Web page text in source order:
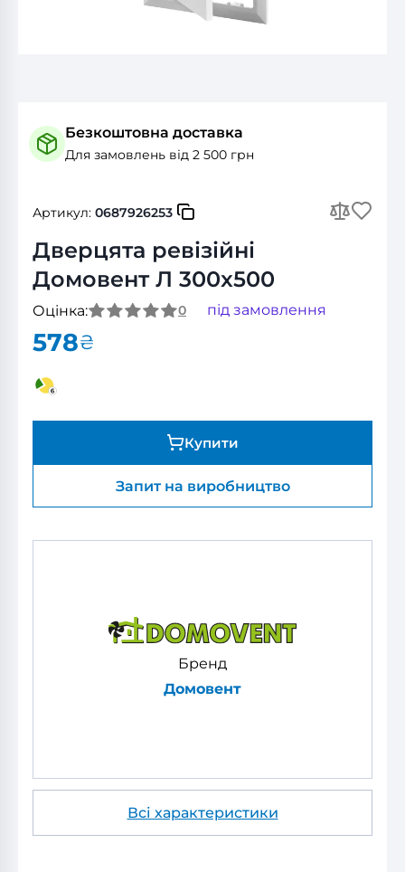
Безкоштовна доставка
Для замовлень від 2 500 грн
Артикул: 0687926253
Дверцята ревізійні
Домовент Л 300x500
Оцінка: 0 під замовлення
578₴
Купити
Запит на виробництво
Бренд
Домовент
Всі характеристики